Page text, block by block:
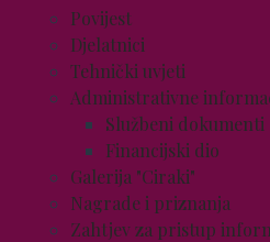
Povijest
Djelatnici
Tehnički uvjeti
Administrativne
Službeni dokumenti
Financijski dio
Galerija "Ciraki"
Nagrade i priznanja
Zahtjev za pristup